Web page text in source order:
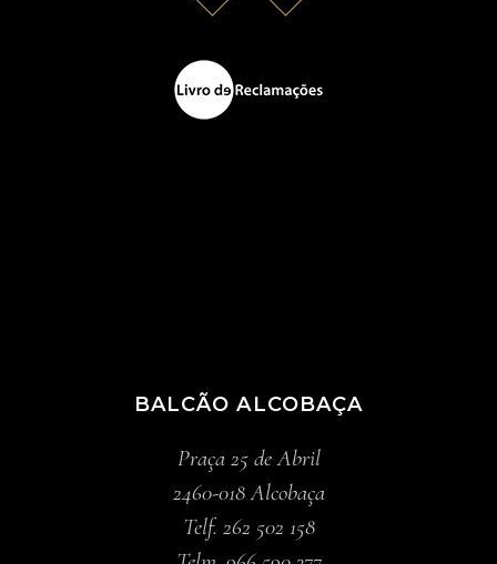
BALCÃO ALCOBAÇA
Praça 25 de Abril
2460-018 Alcobaça
Telf. 262 502 158